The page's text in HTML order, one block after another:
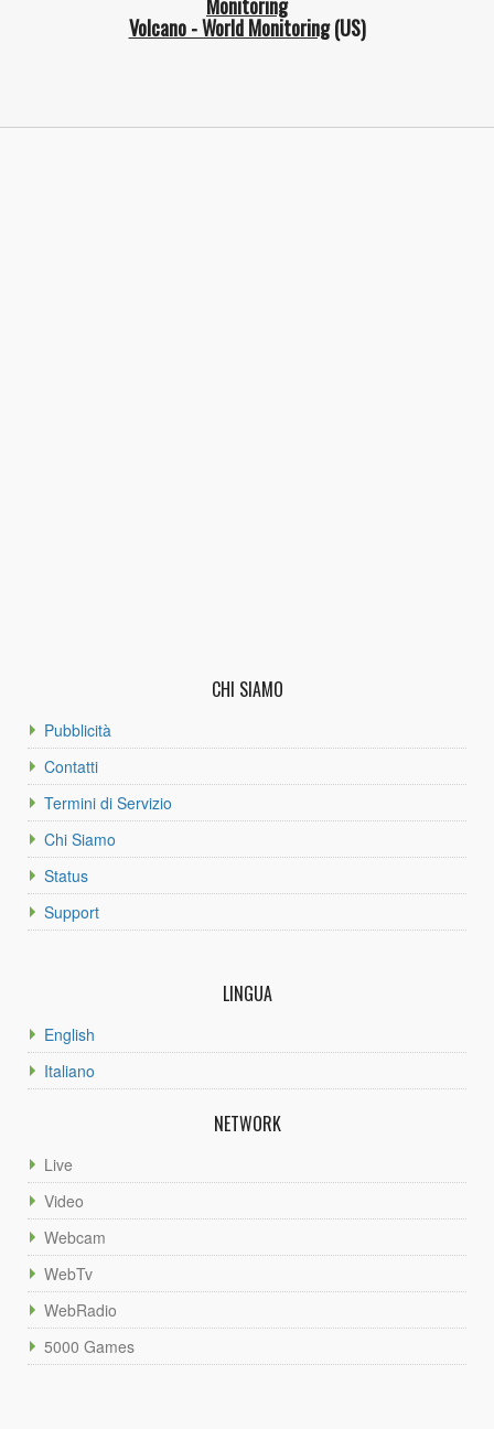
Volcano - World Monitoring(US)
CHI SIAMO
Pubblicità
Contatti
Termini di Servizio
Chi Siamo
Status
Support
LINGUA
English
Italiano
NETWORK
Live
Video
Webcam
WebTv
WebRadio
5000 Games